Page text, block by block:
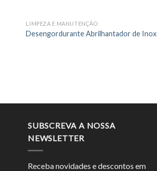
LIMPEZA E MANUTENÇÃO
Desengordurante Abrilhantador de Inox
SUBSCREVA A NOSSA
NEWSLETTER
Receba novidades e descontos em